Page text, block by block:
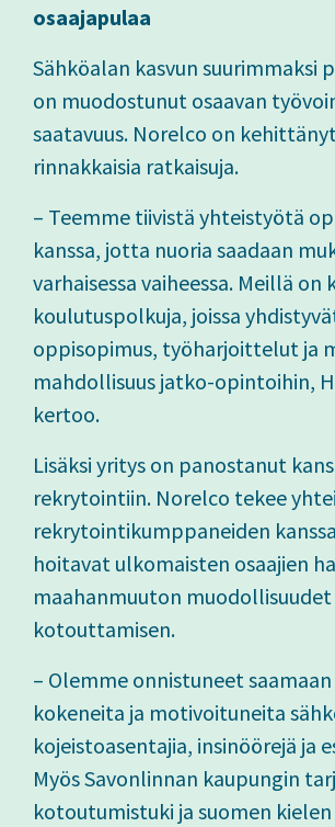
osaajapulaa
Sähköalan kasvun suurimmaksi
on muodostunut osaavan
saatavuus. Norelco on
rinnakkaisia ratkaisuja.
– Teemme tiivistä yhteistyötä
kanssa, jotta nuoria saadaan
varhaisessa vaiheessa. Meillä on
koulutuspolkuja, joissa
oppisopimus, työharjoittelut ja
mahdollisuus jatko-opintoihin,
kertoo.
Lisäksi yritys on panostanut
rekrytointiin. Norelco tekee
rekrytointikumppaneiden
hoitavat ulkomaisten osaajien
maahanmuuton muodollisuudet
kotouttamisen.
– Olemme onnistuneet
kokeneita ja motivoituneita
kojeistoasentajia, insinöörejä ja
Myös Savonlinnan kaupungin
kotoutumistuki ja suomen